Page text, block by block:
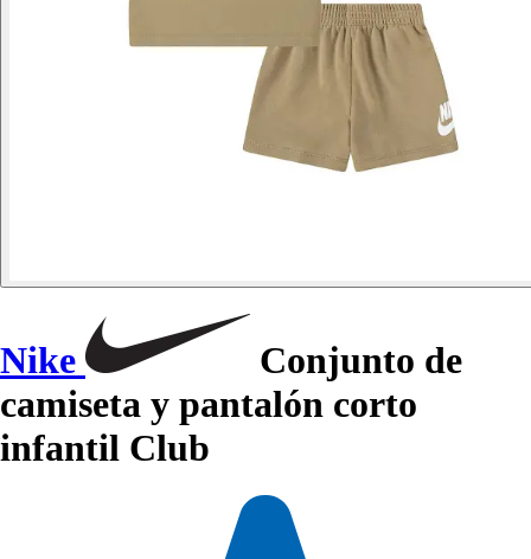
Nike
Conjunto de
camiseta y pantalón corto
infantil Club